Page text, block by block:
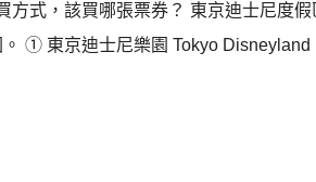
方式，該買哪張票券？ 東京迪士尼度
① 東京迪士尼樂園 Tokyo